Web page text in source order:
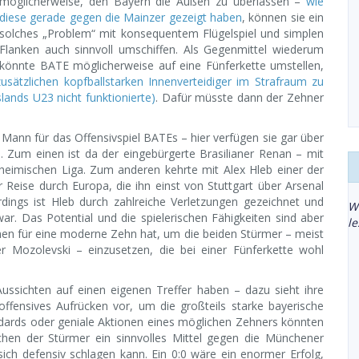
diese gerade gegen die Mainzer gezeigt haben, können sie ein
solches „Problem“ mit konsequentem Flügelspiel und simplen
Flanken auch sinnvoll umschiffen. Als Gegenmittel wiederum
könnte BATE möglicherweise auf eine Fünferkette umstellen,
kopfballstarken Innenverteidiger im Strafraum zu
U23 nicht funktionierte). Dafür müsste dann der Zehner
für das Offensivspiel BATEs – hier verfügen sie gar über
einen ist da der eingebürgerte Brasilianer Renan – mit
Liga. Zum anderen kehrte mit Alex Hleb einer der
durch Europa, die ihn einst von Stuttgart über Arsenal
ist Hleb durch zahlreiche Verletzungen gezeichnet und
Das Potential und die spielerischen Fähigkeiten sind aber
für eine moderne Zehn hat, um die beiden Stürmer – meist
Mozolevski – einzusetzen, die bei einer Fünferkette wohl
auf einen eigenen Treffer haben – dazu sieht ihre
Aufrücken vor, um die großteils starke bayerische
oder geniale Aktionen eines möglichen Zehners könnten
der Stürmer ein sinnvolles Mittel gegen die Münchener
defensiv schlagen kann. Ein 0:0 wäre ein enormer Erfolg,